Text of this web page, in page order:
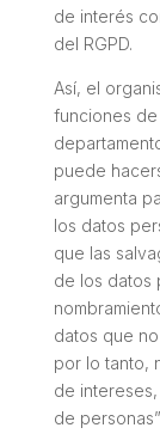
de interés
del RGPD.
Así, el
funciones
puede
argumenta
los datos
que las
de los datos
datos que
por lo tanto,
de
de